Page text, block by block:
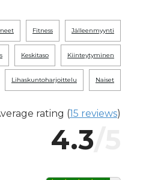
fitness jälleenmyynti
keskitaso kiinteytyminen
lihaskuntoharjoittelu naiset
rating (15 reviews)
4.3